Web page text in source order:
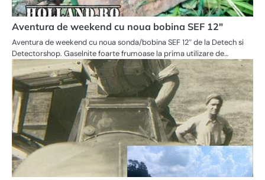
Aventura de weekend cu noua bobina SEF 12″
Aventura de weekend cu noua sonda/bobina SEF 12″ de la Detech si
Detectorshop. Gaselnite foarte frumoase la prima utilizare de…